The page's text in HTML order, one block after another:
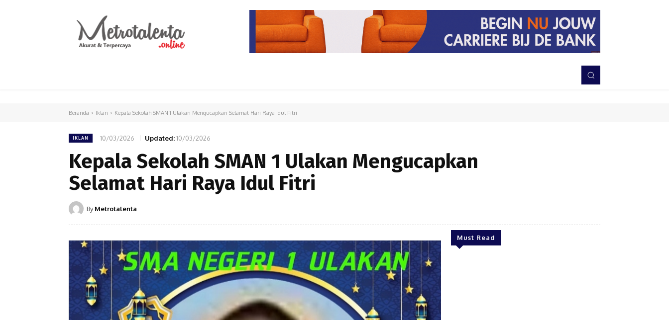
TNI-POLRI
Beranda Iklan Kepala Sekolah SMAN 1 Ulakan Mengucapkan Selamat Hari Raya Idul Fitri
IKLAN 10/03/2026 Updated:10/03/2026
Kepala Sekolah SMAN 1 Ulakan Mengucapkan
Selamat Hari Raya Idul Fitri
By Metrotalenta
Must Read